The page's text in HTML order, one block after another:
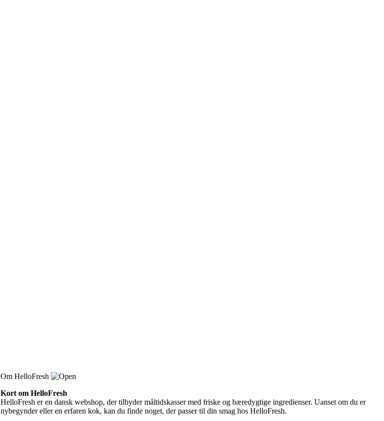
Om HelloFresh
Kort om HelloFresh
HelloFresh er en dansk webshop, der tilbyder måltidskasser med friske og bæredygtige ingredienser. Uanset om du er
nybegynder eller en erfaren kok, kan du finde noget, der passer til din smag hos HelloFresh.